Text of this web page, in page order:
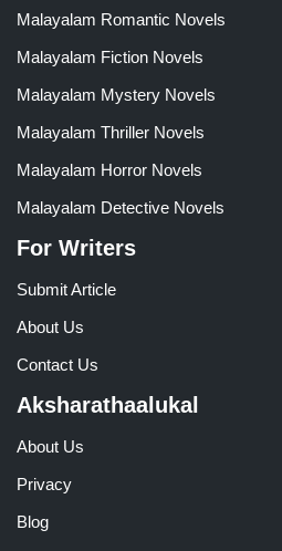
Malayalam Romantic Novels
Malayalam Fiction Novels
Malayalam Mystery Novels
Malayalam Thriller Novels
Malayalam Horror Novels
Malayalam Detective Novels
For Writers
Submit Article
About Us
Contact Us
Aksharathaalukal
About Us
Privacy
Blog